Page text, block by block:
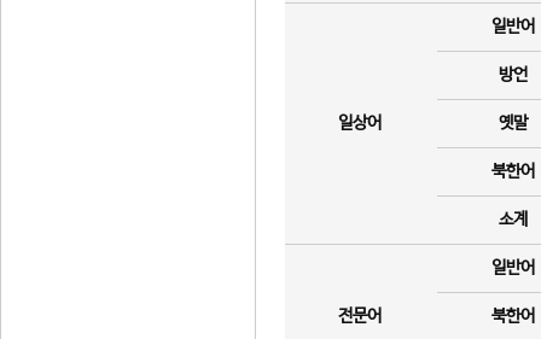
일상어
일반어
방언
옛말
북한어
소계
전문어
일반어
북한어